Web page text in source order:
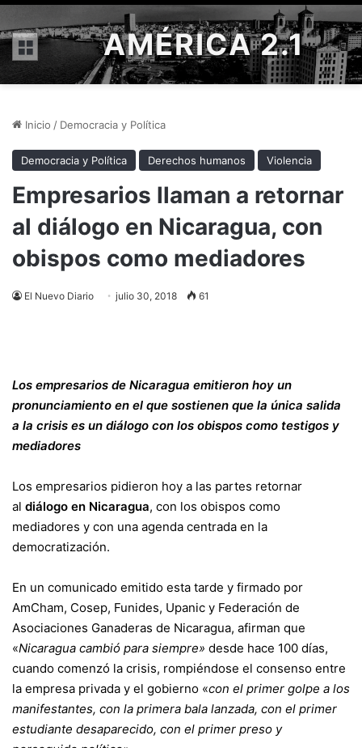
Menú AMÉRICA 2.1
Inicio / Democracia y Política
Democracia y Política Derechos humanos Violencia
Empresarios llaman a retornar
al diálogo en Nicaragua, con
obispos como mediadores
El Nuevo Diario julio 30, 2018 61
Los empresarios de Nicaragua emitieron hoy un
pronunciamiento en el que sostienen que la única salida
a la crisis es un diálogo con los obispos como testigos y
mediadores
Los empresarios pidieron hoy a las partes retornar
al diálogo en Nicaragua, con los obispos como
mediadores y con una agenda centrada en la
democratización.
En un comunicado emitido esta tarde y firmado por
AmCham, Cosep, Funides, Upanic y Federación de
Asociaciones Ganaderas de Nicaragua, afirman que
«Nicaragua cambió para siempre» desde hace 100 días,
cuando comenzó la crisis, rompiéndose el consenso entre
la empresa privada y el gobierno «con el primer golpe a los
manifestantes, con la primera bala lanzada, con el primer
estudiante desaparecido, con el primer preso y